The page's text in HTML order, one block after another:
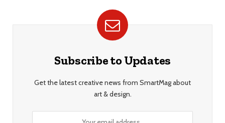
Subscribe to Updates
Get the latest creative news from SmartMag about
art & design.